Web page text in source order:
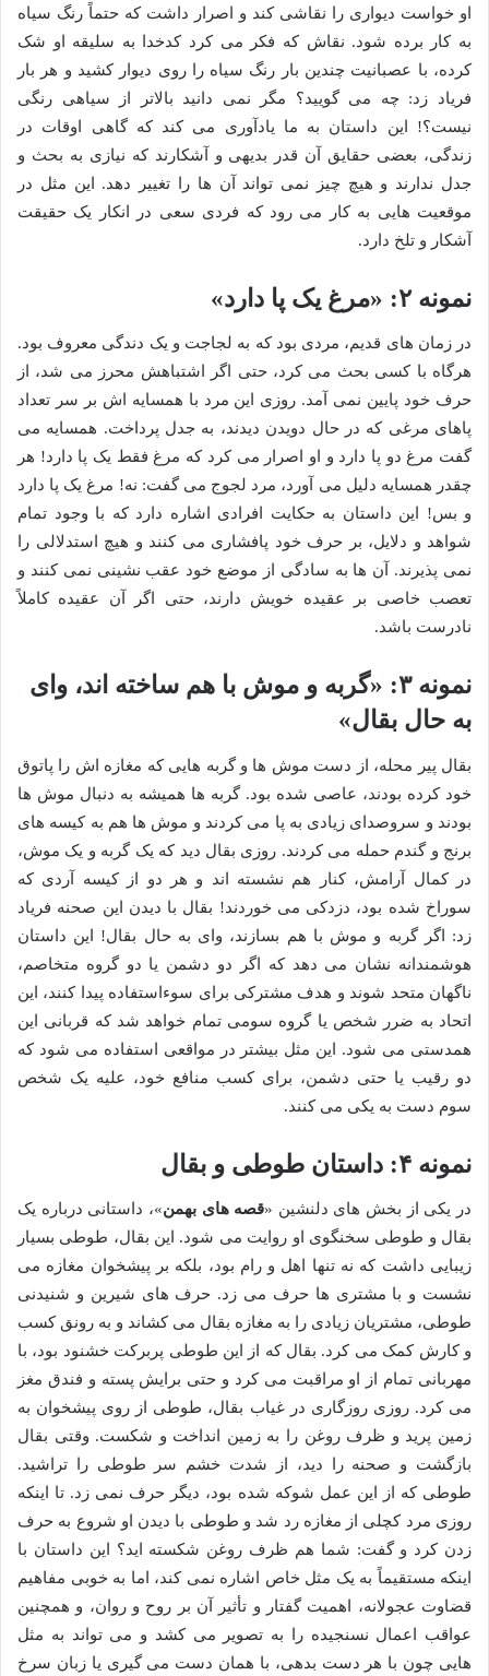
او خواست دیواری را نقاشی کند و اصرار داشت که حتماً رنگ سیاه
به کار برده شود. نقاش که فکر می کرد کدخدا به سلیقه او شک
کرده، با عصبانیت چندین بار رنگ سیاه را روی دیوار کشید و هر بار
فریاد زد: چه می گویید؟ مگر نمی دانید بالاتر از سیاهی رنگی
نیست؟! این داستان به ما یادآوری می کند که گاهی اوقات در
زندگی، بعضی حقایق آن قدر بدیهی و آشکارند که نیازی به بحث و
جدل ندارند و هیچ چیز نمی تواند آن ها را تغییر دهد. این مثل در
موقعیت هایی به کار می رود که فردی سعی در انکار یک حقیقت
آشکار و تلخ دارد.
نمونه ۲: «مرغ یک پا دارد»
در زمان های قدیم، مردی بود که به لجاجت و یک دندگی معروف بود.
هرگاه با کسی بحث می کرد، حتی اگر اشتباهش محرز می شد، از
حرف خود پایین نمی آمد. روزی این مرد با همسایه اش بر سر تعداد
پاهای مرغی که در حال دویدن دیدند، به جدل پرداخت. همسایه می
گفت مرغ دو پا دارد و او اصرار می کرد که مرغ فقط یک پا دارد! هر
چقدر همسایه دلیل می آورد، مرد لجوج می گفت: نه! مرغ یک پا دارد
و بس! این داستان به حکایت افرادی اشاره دارد که با وجود تمام
شواهد و دلایل، بر حرف خود پافشاری می کنند و هیچ استدلالی را
نمی پذیرند. آن ها به سادگی از موضع خود عقب نشینی نمی کنند و
تعصب خاصی بر عقیده خویش دارند، حتی اگر آن عقیده کاملاً
نادرست باشد.
نمونه ۳: «گربه و موش با هم ساخته اند، وای
به حال بقال»
بقال پیر محله، از دست موش ها و گربه هایی که مغازه اش را پاتوق
خود کرده بودند، عاصی شده بود. گربه ها همیشه به دنبال موش ها
بودند و سروصدای زیادی به پا می کردند و موش ها هم به کیسه های
برنج و گندم حمله می کردند. روزی بقال دید که یک گربه و یک موش،
در کمال آرامش، کنار هم نشسته اند و هر دو از کیسه آردی که
سوراخ شده بود، دزدکی می خوردند! بقال با دیدن این صحنه فریاد
زد: اگر گربه و موش با هم بسازند، وای به حال بقال! این داستان
هوشمندانه نشان می دهد که اگر دو دشمن یا دو گروه متخاصم،
ناگهان متحد شوند و هدف مشترکی برای سوءاستفاده پیدا کنند، این
اتحاد به ضرر شخص یا گروه سومی تمام خواهد شد که قربانی این
همدستی می شود. این مثل بیشتر در مواقعی استفاده می شود که
دو رقیب یا حتی دشمن، برای کسب منافع خود، علیه یک شخص
سوم دست به یکی می کنند.
نمونه ۴: داستان طوطی و بقال
در یکی از بخش های دلنشین «قصه های بهمن»، داستانی درباره یک
بقال و طوطی سخنگوی او روایت می شود. این بقال، طوطی بسیار
زیبایی داشت که نه تنها اهل و رام بود، بلکه بر پیشخوان مغازه می
نشست و با مشتری ها حرف می زد. حرف های شیرین و شنیدنی
طوطی، مشتریان زیادی را به مغازه بقال می کشاند و به رونق کسب
و کارش کمک می کرد. بقال که از این طوطی پربرکت خشنود بود، با
مهربانی تمام از او مراقبت می کرد و حتی برایش پسته و فندق مغز
می کرد. روزی روزگاری در غیاب بقال، طوطی از روی پیشخوان به
زمین پرید و ظرف روغن را به زمین انداخت و شکست. وقتی بقال
بازگشت و صحنه را دید، از شدت خشم سر طوطی را تراشید.
طوطی که از این عمل شوکه شده بود، دیگر حرف نمی زد. تا اینکه
روزی مرد کچلی از مغازه رد شد و طوطی با دیدن او شروع به حرف
زدن کرد و گفت: شما هم ظرف روغن شکسته اید؟ این داستان با
اینکه مستقیماً به یک مثل خاص اشاره نمی کند، اما به خوبی مفاهیم
قضاوت عجولانه، اهمیت گفتار و تأثیر آن بر روح و روان، و همچنین
عواقب اعمال نسنجیده را به تصویر می کشد و می تواند به مثل
هایی چون با هر دست بدهی، با همان دست می گیری یا زبان سرخ